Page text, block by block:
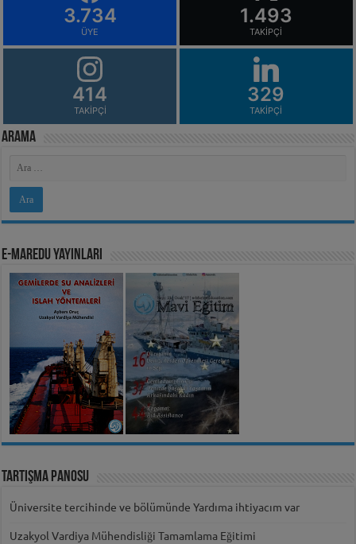
3.734
ÜYE
1.493
TAKIPÇI
414
TAKIPÇI
329
TAKIPÇI
Arama
e-MarEdu Yayınları
Tartışma Panosu
Üniversite tercihinde ve bölümünde Yardıma ihtiyacım var
Uzakyol Vardiya Mühendisliği Tamamlama Eğitimi